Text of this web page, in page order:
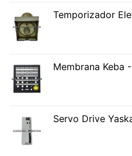
Temporizador
Membrana Keba
Servo Drive